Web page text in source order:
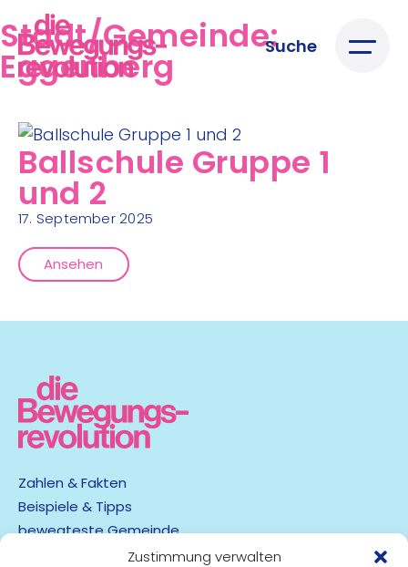
Zustimmung verwalten
Suche
Stadt/Gemeinde:
Eggenberg
Ballschule Gruppe 1
und 2
17. September 2025
Ansehen
Zahlen & Fakten
Beispiele & Tipps
bewegteste Gemeinde